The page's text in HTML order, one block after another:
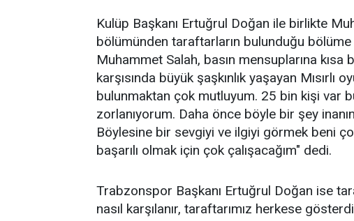
Kulüp Başkanı Ertuğrul Doğan ile birlikte
bölümünden taraftarların bulunduğu
Muhammet Salah, basın mensuplarına kısa
karşısında büyük şaşkınlık yaşayan Mısırlı
bulunmaktan çok mutluyum. 25 bin kişi var
zorlanıyorum. Daha önce böyle bir şey
Böylesine bir sevgiyi ve ilgiyi görmek beni
başarılı olmak için çok çalışacağım" dedi.
Trabzonspor Başkanı Ertuğrul Doğan ise
nasıl karşılanır, taraftarımız herkese